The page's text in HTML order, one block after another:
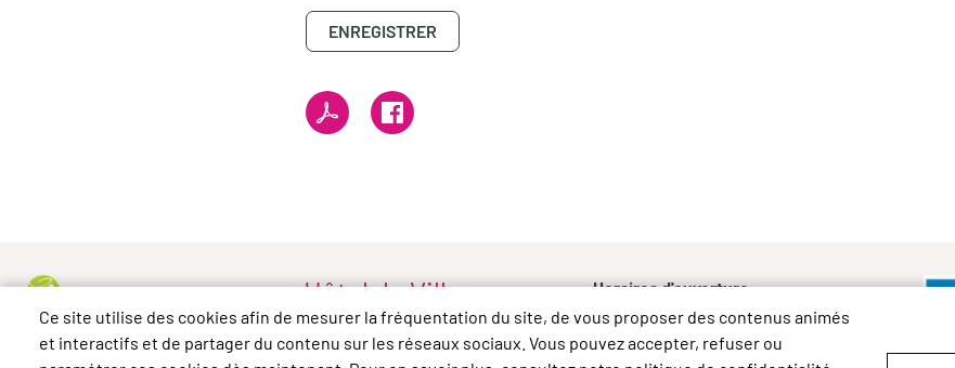
ENREGISTRER
Hôtel de Ville
37 rue du Général Leclerc
78570 Chanteloup-les-Vignes
Horaires d'ouverture :
Lundi de 9h à 12h et de 14h à 17h
Mardi et vendredi de 9h à 12h
Ce site utilise des cookies afin de mesurer la fréquentation du site, de vous proposer des contenus animés
et interactifs et de partager du contenu sur les réseaux sociaux. Vous pouvez accepter, refuser ou